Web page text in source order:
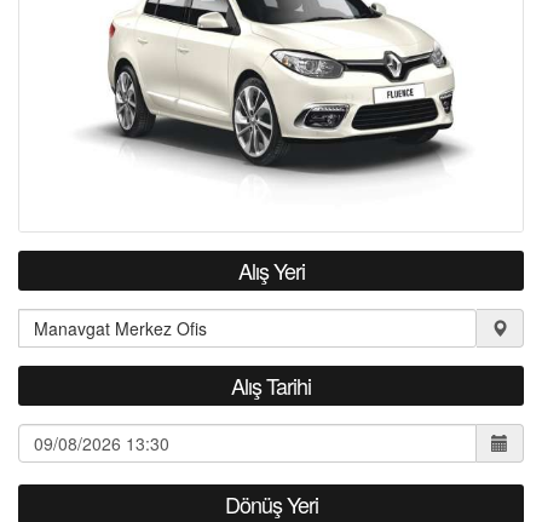
S.S.S.
İLETİŞİM
Alış Yeri
Alış Tarihi
Dönüş Yeri